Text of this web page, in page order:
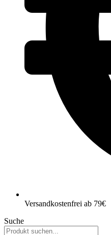
Versandkostenfrei ab 79€
Suche